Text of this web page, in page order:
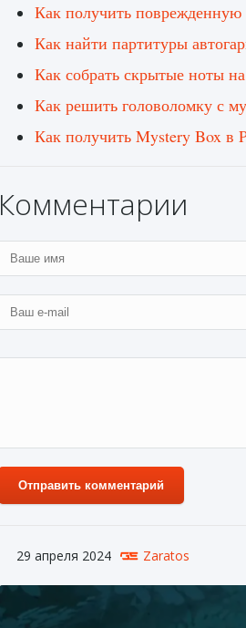
Как получить
Как найти партитуры
Как собрать скрытые ноты
Как решить головоломку с
Как получить Mystery Box в
Комментарии
Отправить комментарий
29 апреля 2024 Zaratos